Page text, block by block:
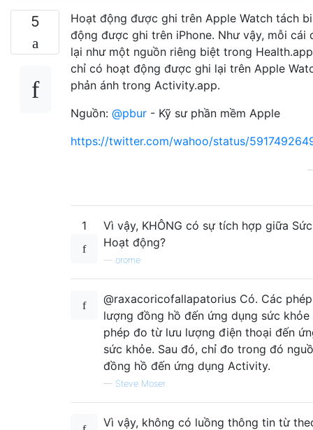
5
Hoạt động được ghi trên Apple Watch tách
động được ghi trên iPhone. Như vậy, mỗi cái
lại như một nguồn riêng biệt trong
chỉ có hoạt động được ghi lại trên Apple
phản ánh trong Activity.app.
Nguồn: @pbur - Kỹ sư phần mềm Apple
https://twitter.com/wahoo/status/
1
Vì vậy, KHÔNG có sự tích hợp giữa
Hoạt động?
orome
@raxacoricofallapatorius Có. Các
lượng đồng hồ đến ứng dụng sức khỏe
phép đo từ lưu lượng điện thoại đến
sức khỏe. Sau đó, chỉ đo trong đó
đồng hồ đến ứng dụng Activity.
— Steve Moser
Vì vậy, không có luồng thông tin từ